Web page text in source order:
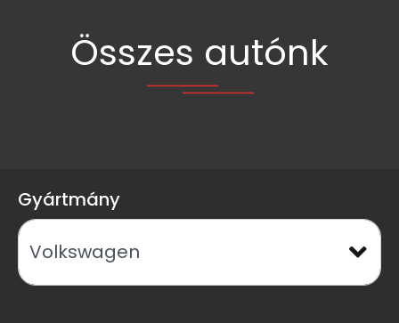
Összes autónk
Gyártmány